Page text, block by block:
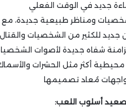
جديد في الوقت الفعلي
ومناظر طبيعية جديدة، مع
جديد للكثير من الشخصيات والقتال
شفاه جديدة لأصوات
أكثر مثل الحشرات
مُعاد تصميمها
صعيد أسلوب اللعب: